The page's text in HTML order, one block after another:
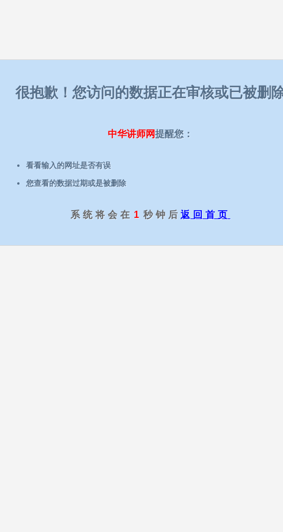
很抱歉！您访问的数据正在审核或已被删
中华讲师网提醒您：
看看输入的网址是否有误
您查看的数据过期或是被删除
系统将会在 1 秒钟后 返回首页